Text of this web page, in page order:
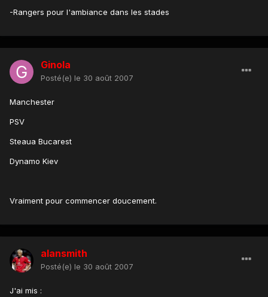
-Rangers pour l'ambiance dans les stades
Ginola
Posté(e) le 30 août 2007
Manchester
PSV
Steaua Bucarest
Dynamo Kiev
Vraiment pour commencer doucement.
alansmith
Posté(e) le 30 août 2007
J'ai mis :